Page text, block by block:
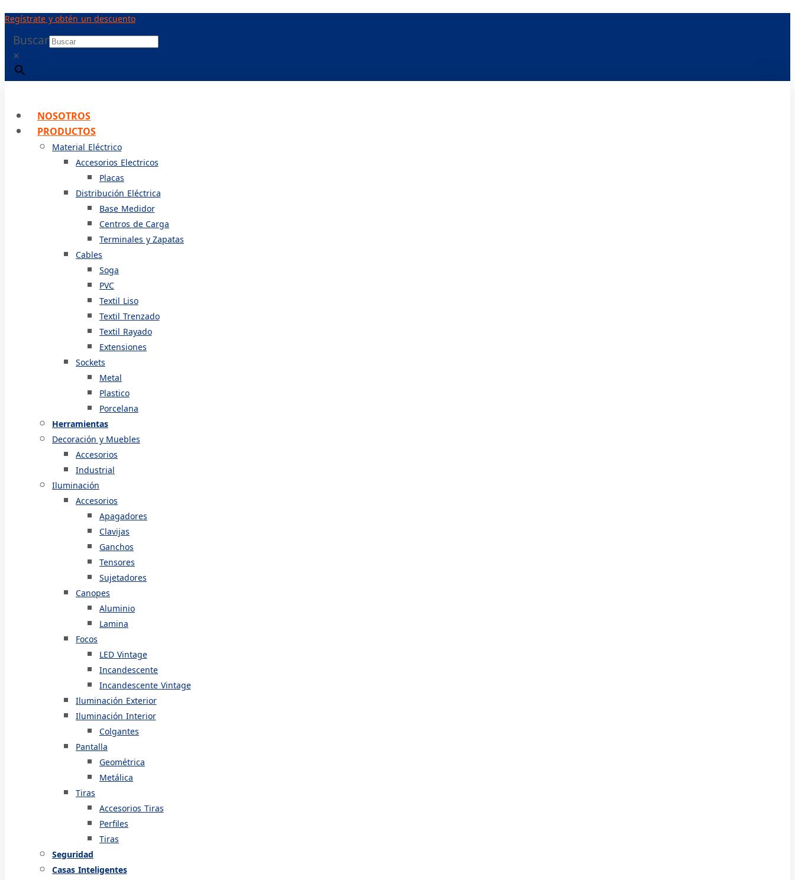
al
Regístrate y obtén un descuento
Buscar
×
NOSOTROS
PRODUCTOS
Material Eléctrico
Accesorios Electricos
Placas
Distribución Eléctrica
Base Medidor
Centros de Carga
Terminales y Zapatas
Cables
Soga
PVC
Textil Liso
Textil Trenzado
Textil Rayado
Extensiones
Sockets
Metal
Plastico
Porcelana
Herramientas
Decoración y Muebles
Accesorios
Industrial
Iluminación
Accesorios
Apagadores
Clavijas
Ganchos
Tensores
Sujetadores
Canopes
Aluminio
Lamina
Focos
LED Vintage
Incandescente
Incandescente Vintage
Iluminación Exterior
Iluminación Interior
Colgantes
Pantalla
Geométrica
Metálica
Tiras
Accesorios Tiras
Perfiles
Tiras
Seguridad
Casas Inteligentes